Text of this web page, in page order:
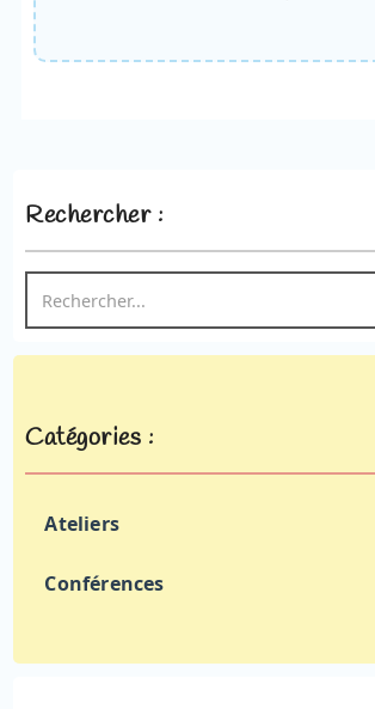
Rechercher :
Catégories :
Ateliers
Conférences